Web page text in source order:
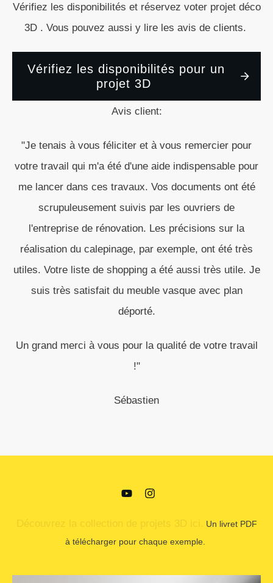
Vérifiez les disponibilités et réservez voter projet déco
3D . Vous pouvez aussi y lire les avis de clients.
Vérifiez les disponibilités pour un
projet 3D
Avis client:
"Je tenais à vous féliciter et à vous remercier pour
votre travail qui m'a été d'une aide indispensable pour
me lancer dans ces travaux. Vos documents ont été
scrupuleusement suivis par les ouvriers de
l'entreprise de rénovation. Les précisions sur la
réalisation du calepinage, par exemple, ont été très
utiles. Votre liste de shopping a été aussi très utile. Je
suis très satisfait du meuble vasque avec plan
déporté.
Un grand merci à vous pour la qualité de votre travail
!"
Sébastien
Un livret PDF
à télécharger pour chaque exemple.